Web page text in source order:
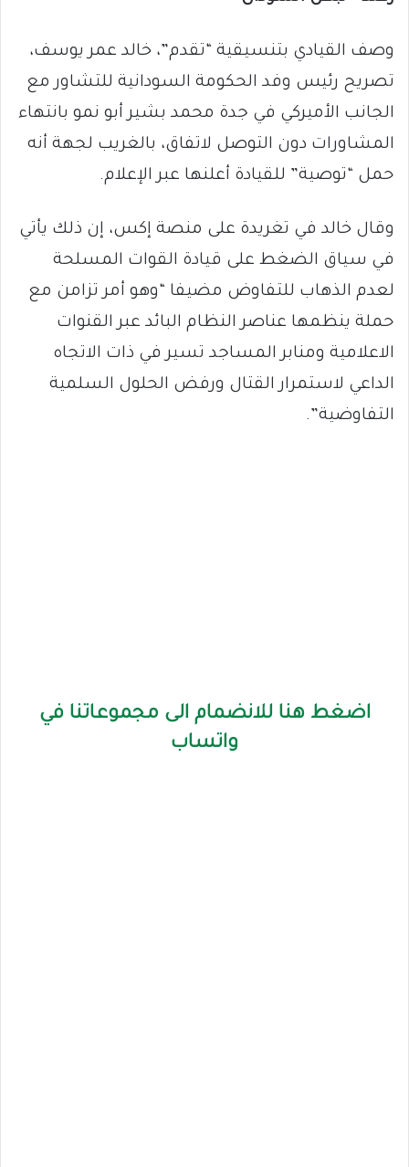
وصف القيادي بتنسيقية “تقدم”، خالد عمر يوسف،
تصريح رئيس وفد الحكومة السودانية للتشاور مع
الجانب الأميركي في جدة محمد بشير أبو نمو بانتهاء
المشاورات دون التوصل لاتفاق، بالغريب لجهة أنه
حمل “توصية” للقيادة أعلنها عبر الإعلام.
وقال خالد في تغريدة على منصة إكس، إن ذلك يأتي
في سياق الضغط على قيادة القوات المسلحة
لعدم الذهاب للتفاوض مضيفا “وهو أمر تزامن مع
حملة ينظمها عناصر النظام البائد عبر القنوات
الاعلامية ومنابر المساجد تسير في ذات الاتجاه
الداعي لاستمرار القتال ورفض الحلول السلمية
التفاوضية”.
اضغط هنا للانضمام الى مجموعاتنا في
واتساب